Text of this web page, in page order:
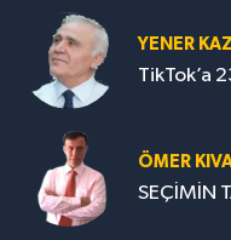
YENER
TikTok’a
ÖMER
SEÇİMİN